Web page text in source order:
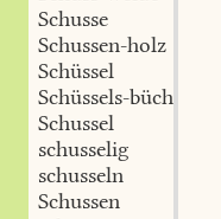
Schusse
Schussen-holz
Schüssel
Schüssels-büchse
Schussel
schusselig
schusseln
Schussen